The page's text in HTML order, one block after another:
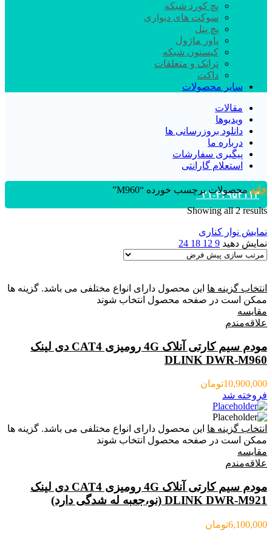
پچ کورد شبکه
سوکت های دیواری
پچ پنل
پاور ماژول
کیستون شبکه
ترانک و متعلقات
داکت
سایر محصولات
مقالات
ویدیوها
دانلود بروزرسانی ها
درباره ما
پیگیری سفارشات
استعلام گارانتی
۰۲۱-۴۴۹۵۲۱۱۳خانه محصولات برچسب خورده “M960”
Showing all 2 results
نمایش نوار کناری
نمایش دهید 9
12
18
24
انتخاب گزینه ها این محصول دارای انواع مختلفی می باشد. گزینه ها
ممکن است در صفحه محصول انتخاب شوند
مقایسه
علاقه‌مندم
مودم سیم کارتی آنلاک 4G رومیزی CAT4 دی لینک
DLINK DWR-M960
10,900,000تومان
فروخته شد
انتخاب گزینه ها این محصول دارای انواع مختلفی می باشد. گزینه ها
ممکن است در صفحه محصول انتخاب شوند
مقایسه
علاقه‌مندم
مودم سیم کارتی آنلاک 4G رومیزی CAT4 دی لینک
DLINK DWR-M921 (نو،جعبه له شدگی دارد)
6,100,000تومان